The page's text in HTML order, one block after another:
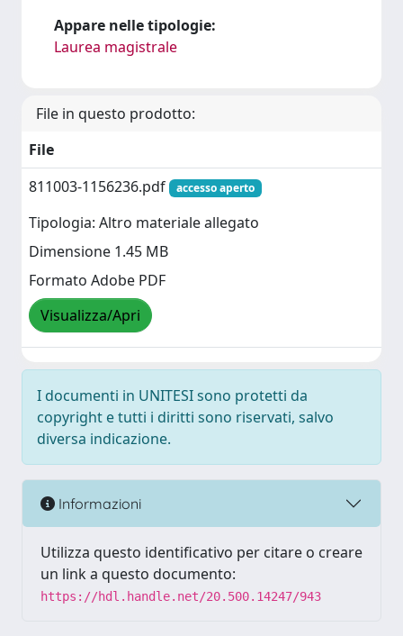
Appare nelle tipologie:
Laurea magistrale
File in questo prodotto:
File
811003-1156236.pdf
accesso aperto
Tipologia: Altro materiale allegato
Dimensione 1.45 MB
Formato Adobe PDF
Visualizza/Apri
I documenti in UNITESI sono protetti da
copyright e tutti i diritti sono riservati, salvo
diversa indicazione.
Informazioni
Utilizza questo identificativo per citare o creare
un link a questo documento:
https://hdl.handle.net/20.500.14247/943